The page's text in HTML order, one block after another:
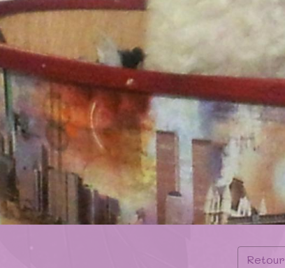
Retour